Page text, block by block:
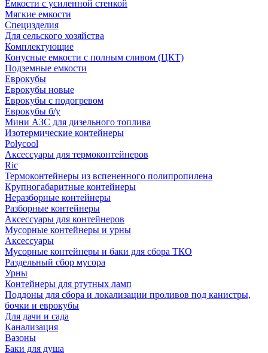
Емкости с усиленной стенкой
Мягкие емкости
Специзделия
Для сельского хозяйства
Комплектующие
Конусные емкости с полным сливом (ЦКТ)
Подземные емкости
Еврокубы
Еврокубы новые
Еврокубы с подогревом
Еврокубы б/у
Мини АЗС для дизельного топлива
Изотермические контейнеры
Polycool
Аксессуары для термоконтейнеров
Ric
Термоконтейнеры из вспененного полипропилена
Крупногабаритные контейнеры
Неразборные контейнеры
Разборные контейнеры
Аксессуары для контейнеров
Мусорные контейнеры и урны
Аксессуары
Мусорные контейнеры и баки для сбора ТКО
Раздельный сбор мусора
Урны
Контейнеры для ртутных ламп
Поддоны для сбора и локализации проливов под канистры,
бочки и еврокубы
Для дачи и сада
Канализация
Вазоны
Баки для душа